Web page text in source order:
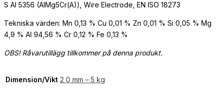
S Al 5356 (AlMg5Cr(A)), Wire Electrode, EN ISO 18273
Tekniska värden: Mn 0,13 % Cu 0,01 % Zn 0,01 % Si 0,05 % Mg
4,9 % Al 94,56 % Cr 0,12 % Fe 0,13 %
OBS! Råvarutillägg tillkommer på denna produkt.
Dimension/Vikt 2 0 mm – 5 kg